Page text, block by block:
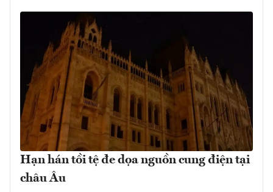
Hạn hán tồi tệ đe dọa nguồn cung điện tại
châu Âu